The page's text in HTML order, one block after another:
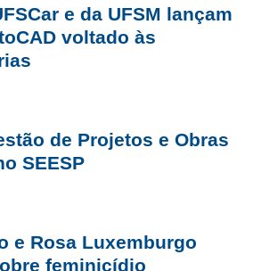
e da UFSM lançam
voltado às
de Projetos e Obras
SEESP
e Rosa Luxemburgo
feminicídio